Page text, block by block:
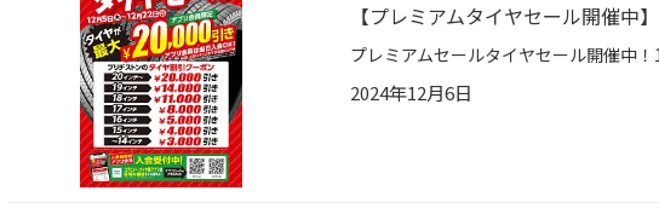
【プレミアムタイヤセール開催中】
2024年12月6日